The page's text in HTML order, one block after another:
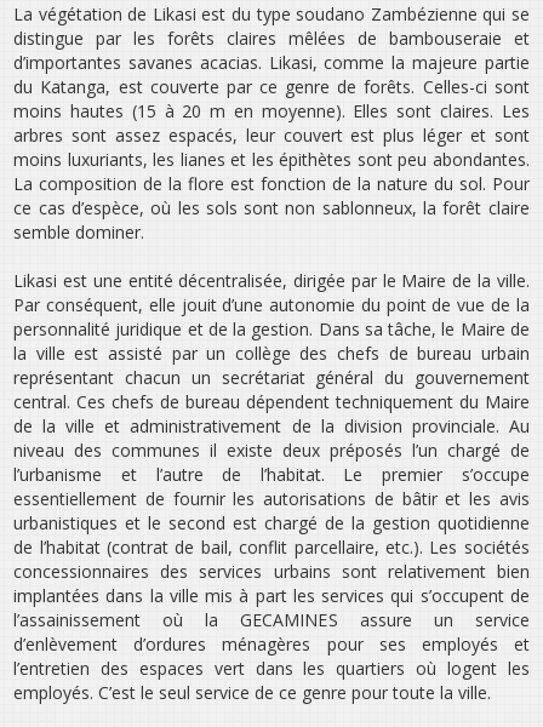
La végétation de Likasi est du type soudano Zambézienne qui se
distingue par les forêts claires mêlées de bambouseraie et
d’importantes savanes acacias. Likasi, comme la majeure partie
du Katanga, est couverte par ce genre de forêts. Celles-ci sont
moins hautes (15 à 20 m en moyenne). Elles sont claires. Les
arbres sont assez espacés, leur couvert est plus léger et sont
moins luxuriants, les lianes et les épithètes sont peu abondantes.
La composition de la flore est fonction de la nature du sol. Pour
ce cas d’espèce, où les sols sont non sablonneux, la forêt claire
semble dominer.
Likasi est une entité décentralisée, dirigée par le Maire de la ville.
Par conséquent, elle jouit d’une autonomie du point de vue de la
personnalité juridique et de la gestion. Dans sa tâche, le Maire de
la ville est assisté par un collège des chefs de bureau urbain
représentant chacun un secrétariat général du gouvernement
central. Ces chefs de bureau dépendent techniquement du Maire
de la ville et administrativement de la division provinciale. Au
niveau des communes il existe deux préposés l’un chargé de
l’urbanisme et l’autre de l’habitat. Le premier s’occupe
essentiellement de fournir les autorisations de bâtir et les avis
urbanistiques et le second est chargé de la gestion quotidienne
de l’habitat (contrat de bail, conflit parcellaire, etc.). Les sociétés
concessionnaires des services urbains sont relativement bien
implantées dans la ville mis à part les services qui s’occupent de
l’assainissement où la GECAMINES assure un service
d’enlèvement d’ordures ménagères pour ses employés et
l’entretien des espaces vert dans les quartiers où logent les
employés. C’est le seul service de ce genre pour toute la ville.